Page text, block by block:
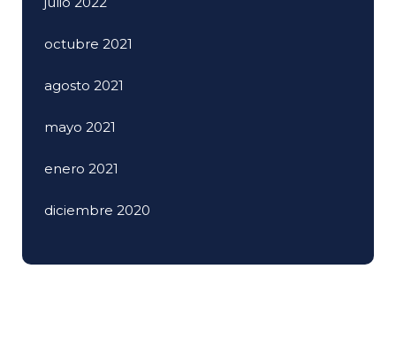
octubre 2021
agosto 2021
mayo 2021
enero 2021
diciembre 2020